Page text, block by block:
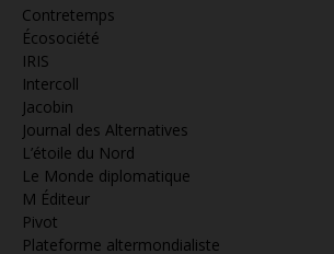
Contretemps
Écosociété
IRIS
Intercoll
Jacobin
Journal des Alternatives
L’étoile du Nord
Le Monde diplomatique
M Éditeur
Pivot
Plateforme altermondialiste